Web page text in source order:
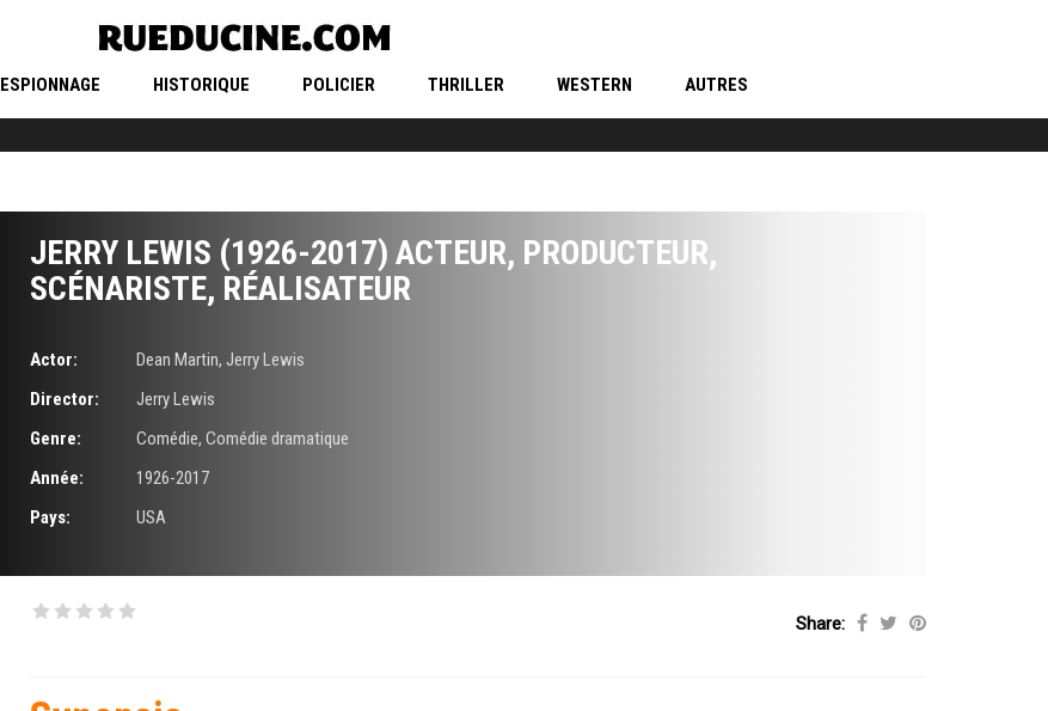
ESPIONNAGE HISTORIQUE POLICIER THRILLER WESTERN AUTRES
JERRY LEWIS (1926-2017) ACTEUR, PRODUCTEUR,
SCÉNARISTE, RÉALISATEUR
Actor: Dean Martin, Jerry Lewis
Director:
Jerry Lewis
Genre:
Comédie, Comédie dramatique
Année:
1926-2017
Pays:
USA
Share: